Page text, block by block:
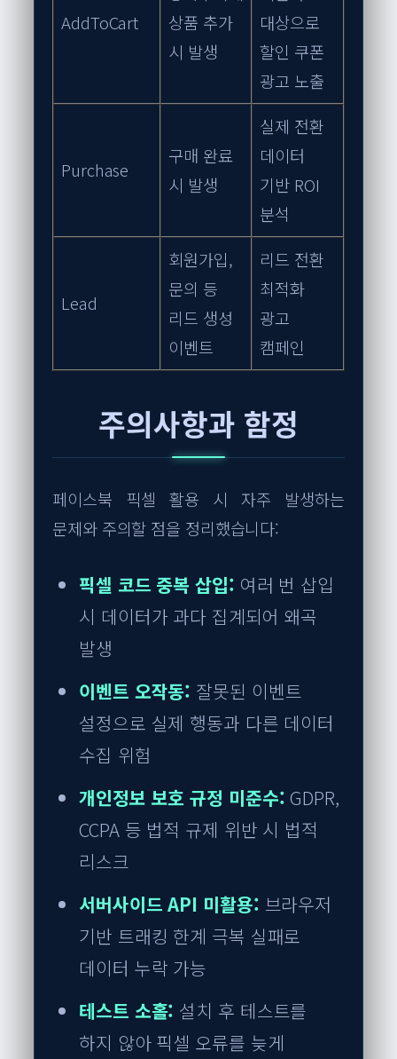
AddToCart
상품 추가
시 발생
대상으로
할인 쿠폰
광고 노출
Purchase
구매 완료
시 발생
실제 전환
데이터
기반 ROI
분석
Lead
회원가입,
문의 등
리드 생성
이벤트
리드 전환
최적화
광고
캠페인
주의사항과 함정
페이스북 픽셀 활용 시 자주 발생하는
문제와 주의할 점을 정리했습니다:
픽셀 코드 중복 삽입: 여러 번 삽입
시 데이터가 과다 집계되어 왜곡
발생
이벤트 오작동: 잘못된 이벤트
설정으로 실제 행동과 다른 데이터
수집 위험
개인정보 보호 규정 미준수: GDPR,
CCPA 등 법적 규제 위반 시 법적
리스크
서버사이드 API 미활용: 브라우저
기반 트래킹 한계 극복 실패로
데이터 누락 가능
테스트 소홀: 설치 후 테스트를
하지 않아 픽셀 오류를 늦게